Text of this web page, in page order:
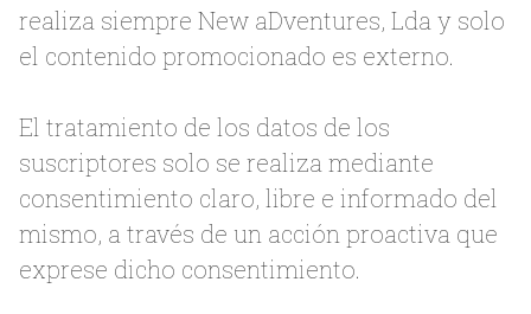
realiza siempre New aDventures, Lda y solo
el contenido promocionado es externo.
El tratamiento de los datos de los
suscriptores solo se realiza mediante
consentimiento claro, libre e informado del
mismo, a través de un acción proactiva que
exprese dicho consentimiento.